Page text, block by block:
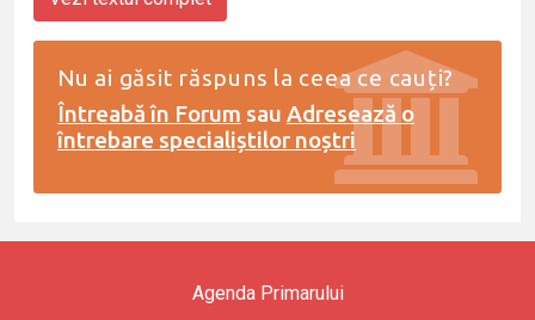
Nu ai găsit răspuns la ceea ce cauți?
Întreabă în Forum sau Adresează o
întrebare specialiștilor noștri
Agenda Primarului